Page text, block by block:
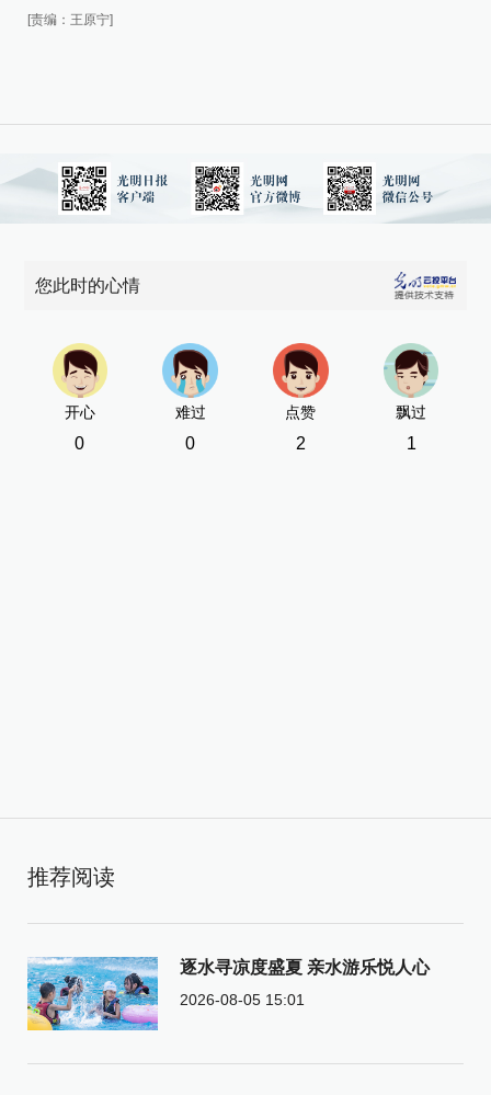
[责编：王原宁]
您此时的心情
开心
0
难过
0
点赞
2
飘过
1
推荐阅读
逐水寻凉度盛夏 亲水游乐悦人心
2026-08-05 15:01